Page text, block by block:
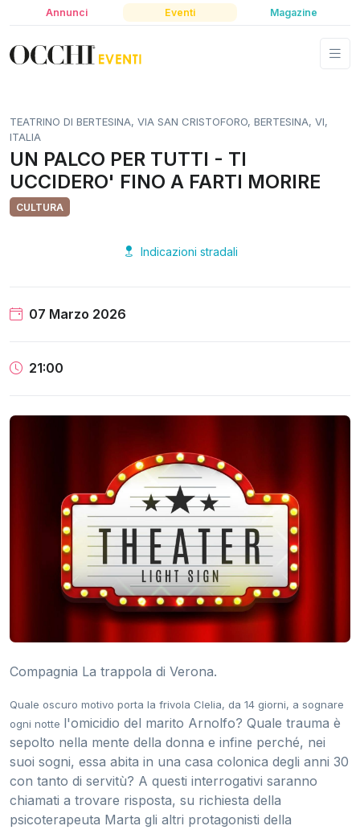
Annunci Eventi Magazine
TEATRINO DI BERTESINA, VIA SAN CRISTOFORO, BERTESINA, VI,
ITALIA
UN PALCO PER TUTTI - TI
UCCIDERO' FINO A FARTI MORIRE
CULTURA
Indicazioni stradali
07 Marzo 2026
21:00
Compagnia La trappola di Verona.
Quale oscuro motivo porta la frivola Clelia, da 14 giorni, a sognare
ogni notte l'omicidio del marito Arnolfo? Quale trauma è
sepolto nella mente della donna e infine perché, nei
suoi sogni, essa abita in una casa colonica degli anni 30
con tanto di servitù? A questi interrogativi saranno
chiamati a trovare risposta, su richiesta della
psicoterapeuta Marta gli altri protagonisti della